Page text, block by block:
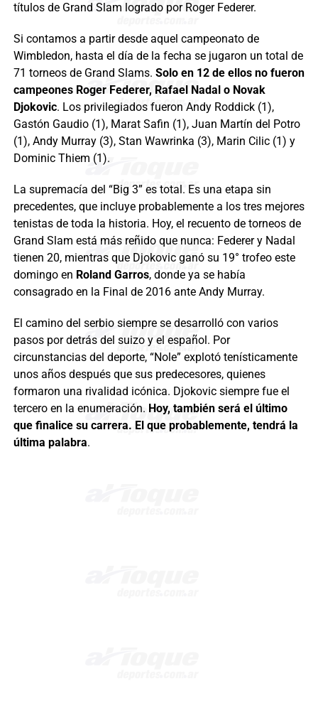
títulos de Grand Slam logrado por Roger Federer.
Si contamos a partir desde aquel campeonato de
Wimbledon, hasta el día de la fecha se jugaron un total de
71 torneos de Grand Slams. Solo en 12 de ellos no fueron
campeones Roger Federer, Rafael Nadal o Novak
Djokovic. Los privilegiados fueron Andy Roddick (1),
Gastón Gaudio (1), Marat Safin (1), Juan Martín del Potro
(1), Andy Murray (3), Stan Wawrinka (3), Marin Cilic (1) y
Dominic Thiem (1).
La supremacía del “Big 3” es total. Es una etapa sin
precedentes, que incluye probablemente a los tres mejores
tenistas de toda la historia. Hoy, el recuento de torneos de
Grand Slam está más reñido que nunca: Federer y Nadal
tienen 20, mientras que Djokovic ganó su 19° trofeo este
domingo en Roland Garros, donde ya se había
consagrado en la Final de 2016 ante Andy Murray.
El camino del serbio siempre se desarrolló con varios
pasos por detrás del suizo y el español. Por
circunstancias del deporte, “Nole” explotó tenísticamente
unos años después que sus predecesores, quienes
formaron una rivalidad icónica. Djokovic siempre fue el
tercero en la enumeración. Hoy, también será el último
que finalice su carrera. El que probablemente, tendrá la
última palabra.